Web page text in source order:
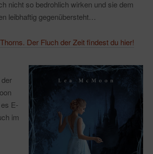
nicht so bedrohlich wirken und sie dem
leibhaftig gegenübersteht…
Der Fluch der Zeit findest du hier!
E-
im